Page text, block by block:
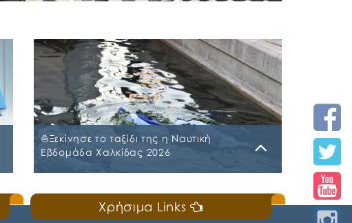
⛵️Ξεκίνησε το ταξίδι της η Ναυτική
Εβδομάδα Χαλκίδας 2026
📣Για 3η συνεχή χρονιά «άνοιξε πανιά» η
Χρήσιμα Links